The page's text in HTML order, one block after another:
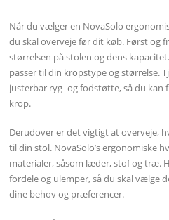
Når du vælger en NovaSolo
du skal overveje før dit køb. Først og
størrelsen på stolen og dens
passer til din kropstype og størrelse.
justerbar ryg- og fodstøtte, så du
krop.
Derudover er det vigtigt at overveje,
til din stol. NovaSolo’s ergonomiske
materialer, såsom læder, stof og træ.
fordele og ulemper, så du skal vælge
dine behov og præferencer.